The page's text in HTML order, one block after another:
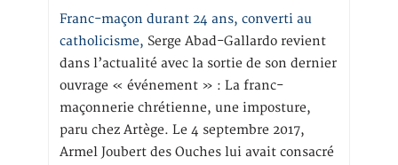
Franc-maçon durant 24 ans, converti au
catholicisme, Serge Abad-Gallardo revient
dans l’actualité avec la sortie de son dernier
ouvrage « événement » : La franc-
maçonnerie chrétienne, une imposture,
paru chez Artège. Le 4 septembre 2017,
Armel Joubert des Ouches lui avait consacré